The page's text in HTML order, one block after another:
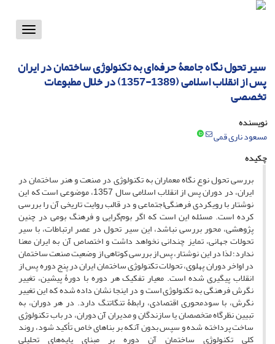
Toggle
سیر تحول نگاه جامعۀ حرفه‌ای به تکنولوژی ساختمان در ایران
پس از انقلاب اسلامی (1389-1357) در خلال مطبوعات
تخصصی
نویسنده
مسعود ناری قمی
چکیده
بررسی تحول نوع نگاه معماران به تکنولوژی در صنعت و هنر ساختمان در
ایران، در دوران پس از انقلاب اسلامی سال 1357، موضوعی است که این
نوشتار با رویکردی فرهنگی‌اجتماعی و در قالب روایت تاریخی آن را بررسی
کرده است. مسئله این است که اگر بوم‌گرایی و فرهنگ بومی در چنین
پژوهشی، محور بررسی نباشد، این سیر تحول در عصر ارتباطات، با سیر
تحولات جهانی، تمایز چندانی نخواهد داشت و اختصاص آن به ایران معنا
ندارد؛ لذا در این نوشتار، پس از بررسی کوتاهی از وضعیت صنعت ساختمان
در اواخر دوران پهلوی، تحولات تکنولوژی ساختمان ایران در پنج دوره پس از
انقلاب پیگیری شده است. معیار تفکیک هر دوره با دورۀ پیشین، تغییر
نگرش فرهنگی به تکنولوژی است و در اینجا نشان داده شده که این تغییر
نگرش، با سودمحوری اقتصادی، رابطۀ تنگاتنگ دارد. در هر دوران، به
تبیین نظرگاه متخصصان یا سازندگان و مدیران آن دوران، در باب تکنولوژی
ساخت پرداخته شده و سپس بدون آنکه بر بناهای خاص تأکید شود، روند
کلی تکنولوژی ساختمان آن دوره بر مبنای پایه‌های تحلیلی